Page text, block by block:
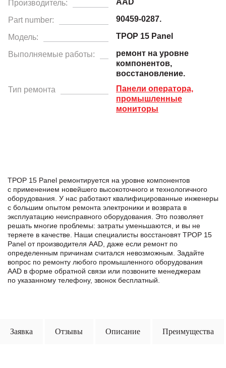
Производитель:
Part number: 90459-0287.
Модель: TPOP 15 Panel
Выполняемые работы:
ремонт на уровне
компонентов,
восстановление.
Тип ремонта
Панели оператора,
промышленные
мониторы
TPOP 15 Panel ремонтируется на уровне компонентов
с применением новейшего высокоточного и технологичного
оборудования. У нас работают квалифицированные инженеры
с большим опытом ремонта электроники и возврата в
эксплуатацию неисправного оборудования. Это позволяет
решать многие проблемы: затраты уменьшаются, и вы не
теряете в качестве. Наши специалисты восстановят TPOP 15
Panel от производителя AAD, даже если ремонт по
определенным причинам считался невозможным. Задайте
вопрос по ремонту любого промышленного оборудования
AAD в формe обратной связи или позвоните менеджерам
по указанному телефону, звонок бесплатный.
Заявка Отзывы Описание Преимущества